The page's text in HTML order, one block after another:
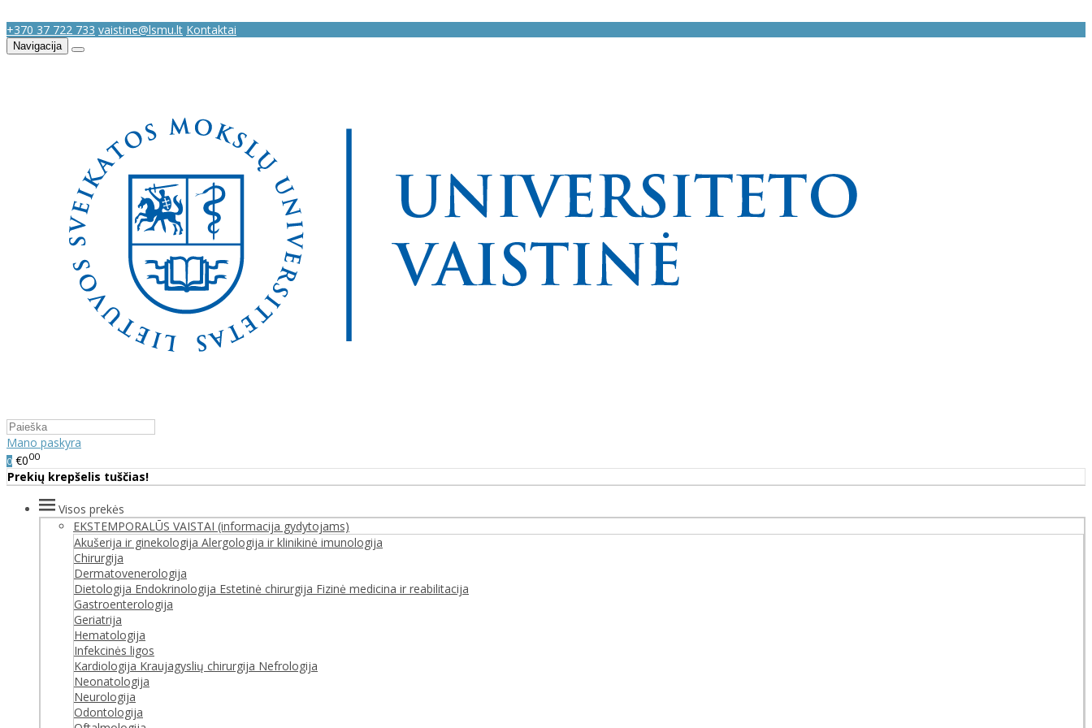
+370 37 722 733 vaistine@lsmu.lt Kontaktai
Navigacija
Mano paskyra
0 €000
Prekių krepšelis tuščias!
Visos prekės
EKSTEMPORALŪS VAISTAI (informacija gydytojams)
Akušerija ir ginekologija Alergologija ir klinikinė imunologija
Chirurgija
Dermatovenerologija
Dietologija Endokrinologija Estetinė chirurgija Fizinė medicina ir reabilitacija
Gastroenterologija
Geriatrija
Hematologija
Infekcinės ligos
Kardiologija Kraujagyslių chirurgija Nefrologija
Neonatologija
Neurologija
Odontologija